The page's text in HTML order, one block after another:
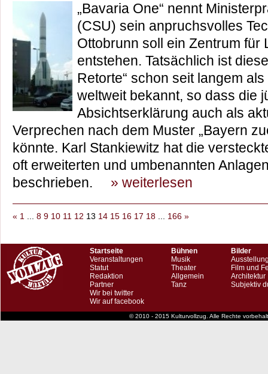
„Bavaria One“ nennt
(CSU) sein anpruchsvolles
Ottobrunn soll ein Zentrum für
entstehen. Tatsächlich ist
Retorte“ schon seit langem
weltweit bekannt, so dass die
Absichtserklärung auch als
Verprechen nach dem Muster „Bayern
könnte. Karl Stankiewitz hat die
oft erweiterten und umbenannten
beschrieben. » weiterlesen
« 1 ... 8 9 10 11 12 13 14 15 16 17 18 ... 166 »
Startseite
Veranstaltungen
Statut
Redaktion
Partner
Wir bei twitter
Wir auf facebook
Bühnen
Musik
Theater
Allgemein
Tanz
Bilder
Film und
Architektur
Subjektiv
© 2010 - 2015 Kulturvollzug. Alle Rechte